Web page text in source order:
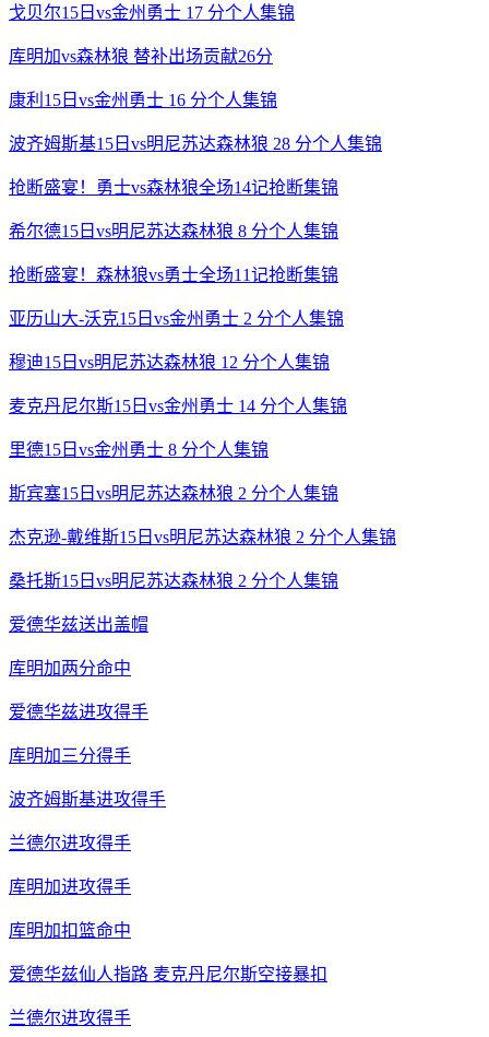
戈贝尔15日vs金州勇士 17 分个人集锦
库明加vs森林狼 替补出场贡献26分
康利15日vs金州勇士 16 分个人集锦
波齐姆斯基15日vs明尼苏达森林狼 28 分个人集锦
抢断盛宴！勇士vs森林狼全场14记抢断集锦
希尔德15日vs明尼苏达森林狼 8 分个人集锦
抢断盛宴！森林狼vs勇士全场11记抢断集锦
亚历山大-沃克15日vs金州勇士 2 分个人集锦
穆迪15日vs明尼苏达森林狼 12 分个人集锦
麦克丹尼尔斯15日vs金州勇士 14 分个人集锦
里德15日vs金州勇士 8 分个人集锦
斯宾塞15日vs明尼苏达森林狼 2 分个人集锦
杰克逊-戴维斯15日vs明尼苏达森林狼 2 分个人集锦
桑托斯15日vs明尼苏达森林狼 2 分个人集锦
爱德华兹送出盖帽
库明加两分命中
爱德华兹进攻得手
库明加三分得手
波齐姆斯基进攻得手
兰德尔进攻得手
库明加进攻得手
库明加扣篮命中
爱德华兹仙人指路 麦克丹尼尔斯空接暴扣
兰德尔进攻得手